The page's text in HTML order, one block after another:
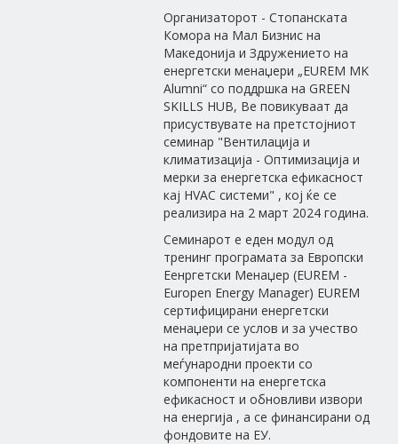
Организаторот - Стопанската
Комора на Мал Бизнис на
Македонија и Здружението на
енергетски менаџери „EUREM MK
Alumni“ со поддршка на GREEN
SKILLS HUB, Ве повикуваат да
присуствувате на претстојниот
семинар "Вентилација и
климатизација - Оптимизација и
мерки за енергетска ефикасност
кај HVAC системи" , кој ќе се
реализира на 2 март 2024 година.
Семинарот е еден модул од
тренинг програмата за Европски
Еенргетски Менаџер (EUREM -
Europen Energy Manager) EUREM
сертифицирани енергетски
менаџери се услов и за учество
на претпријатијата во
меѓународни проекти со
компоненти на енергетска
ефикасност и обновливи извори
на енергија , а се финансирани од
фондовите на ЕУ.